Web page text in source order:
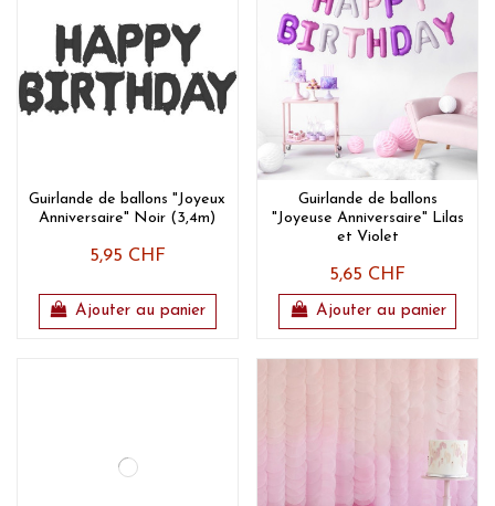
Guirlande de ballons "Joyeux
Anniversaire" Noir (3,4m)
5,95 CHF
Ajouter au panier
Guirlande de ballons
"Joyeuse Anniversaire" Lilas
et Violet
5,65 CHF
Ajouter au panier